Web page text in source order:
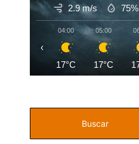
2.9 m/s 75%
04:00
17°C
05:00
17°C
‹